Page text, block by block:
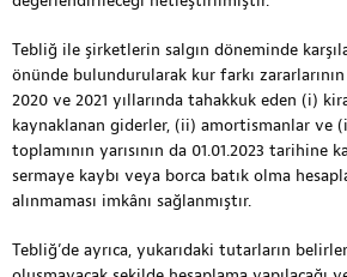
Tebliğ ile şirketlerin salgın döneminde
önünde bulundurularak kur farkı zararlarının
2020 ve 2021 yıllarında tahakkuk eden (i)
kaynaklanan giderler, (ii) amortismanlar ve
toplamının yarısının da 01.01.2023 tarihine
sermaye kaybı veya borca batık olma
alınmaması imkânı sağlanmıştır.
Tebliğ’de ayrıca, yukarıdaki tutarların